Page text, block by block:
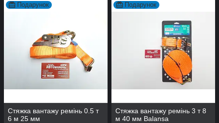
Подарунок
Стяжка вантажу ремінь 0.5 т
6 м 25 мм
Подарунок
Стяжка вантажу ремінь 3 т 8
м 40 мм Balansa